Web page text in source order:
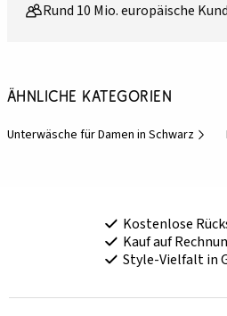
Rund 10 Mio. europäische
Ähnliche Kategorien
Unterwäsche für Damen in Schwarz
Kostenlose
Kauf auf
Style-Vielfalt in